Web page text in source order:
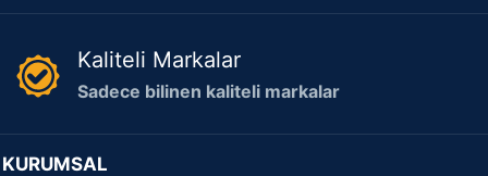
Kaliteli Markalar
Sadece bilinen kaliteli markalar
KURUMSAL